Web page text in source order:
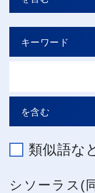
類似語な
シソーラス(